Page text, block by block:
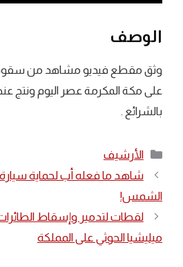
الوصف
وثق مقطع فيديو مشاهد من
بالشرائع .
التصنيفات
الأرشيف
شاهد ما فعله أب لحماية سيارة
الشمس!
لقطات لتدمير وإسقاط
ميليشيا الحوثي على المملكة